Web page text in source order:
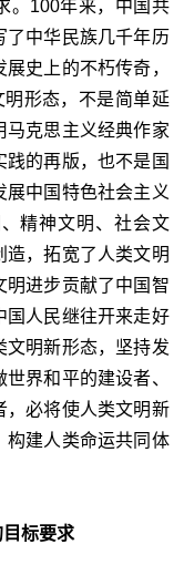
。100年来，中国共
了中华民族几千年历
史上的不朽传奇，
明形态，不是简单延
马克思主义经典作家
的再版，也不是国
中国特色社会主义
精神文明、社会文
，拓宽了人类文明
明进步贡献了中国智
国人民继往开来走好
文明新形态，坚持发
界和平的建设者、
，必将使人类文明新
构建人类命运共同体
标要求